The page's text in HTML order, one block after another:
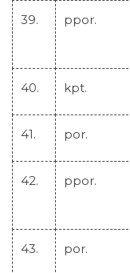
39. ppor.
40. kpt.
41. por.
42. ppor.
43. por.